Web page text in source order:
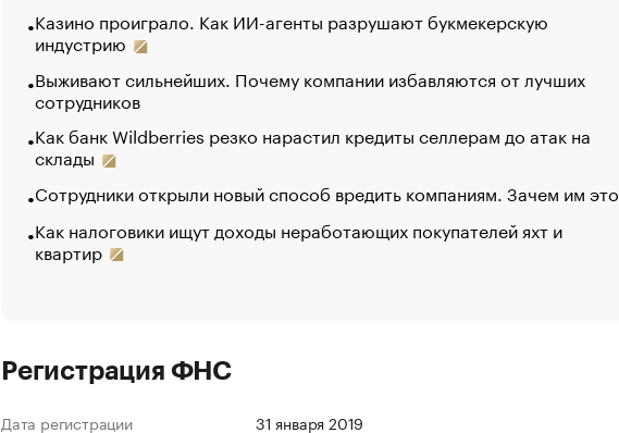
Казино проиграло. Как ИИ-агенты разрушают букмекерскую
индустрию
Выживают сильнейших. Почему компании избавляются от лучших
сотрудников
Как банк Wildberries резко нарастил кредиты селлерам до атак на
склады
Сотрудники открыли новый способ вредить компаниям. Зачем им это
Как налоговики ищут доходы неработающих покупателей яхт и
квартир
Регистрация ФНС
Дата регистрации
31 января 2019